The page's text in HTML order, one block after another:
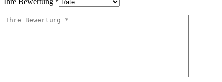
Ihre Bewertung *